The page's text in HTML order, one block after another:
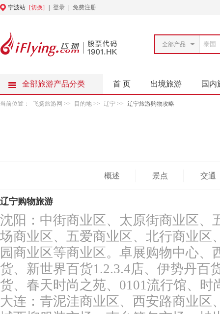
宁波站 [切换] 登录 免费注册
全部产品
全部旅游产品分类 首 页 出境旅游 国内
当前位置： 飞扬旅游网 >> 目的地 >> 辽宁 >> 辽宁旅游购物攻略
概述 景点 交通
辽宁购物旅游
沈阳：中街商业区、太原街商业区、
场商业区、五爱商业区、北行商业区
园商业区等商业区。卓展购物中心
货、新世界百货1.2.3.4店、伊势丹百
货、春天时尚之苑、0101流行馆、
大连：青泥洼商业区、西安路商业